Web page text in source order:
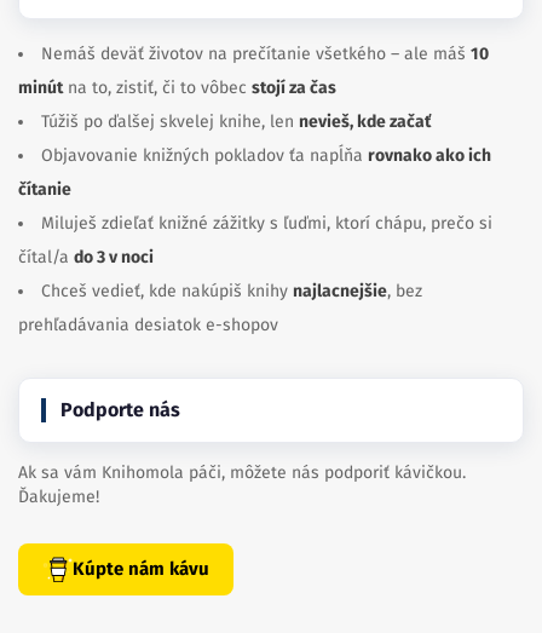
Nemáš deväť životov na prečítanie všetkého – ale máš 10
minútna to, zistiť, či to vôbec stojí za čas
Túžiš po ďalšej skvelej knihe, len nevieš, kde začať
Objavovanie knižných pokladov ťa napĺňa rovnako ako ich
čítanie
Miluješ zdieľať knižné zážitky s ľuďmi, ktorí chápu, prečo si
čítal/a do 3 v noci
Chceš vedieť, kde nakúpiš knihy najlacnejšie, bez
prehľadávania desiatok e-shopov
Podporte nás
Ak sa vám Knihomola páči, môžete nás podporiť kávičkou.
Ďakujeme!
Kúpte nám kávu